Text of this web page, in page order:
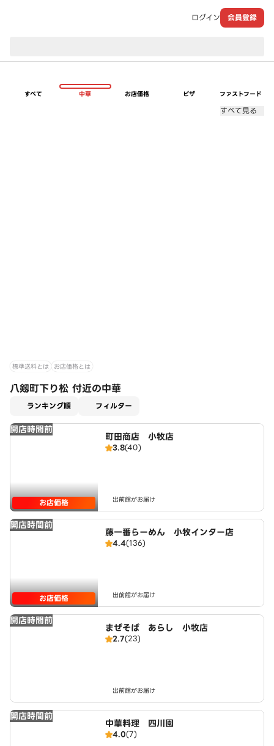
ログイン 会員登録
すべて 中華 お店価格 ピザ ファストフード
すべて見る
標準送料とは お店価格とは
八剱町下り松 付近の中華
ランキング順 フィルター
開店時間前
お店価格
町田商店 小牧店
3.8(40)
出前館がお届け
開店時間前
お店価格
藤一番らーめん 小牧インター店
4.4(136)
出前館がお届け
開店時間前
まぜそば あらし 小牧店
2.7(23)
出前館がお届け
開店時間前
中華料理 四川園
4.0(7)